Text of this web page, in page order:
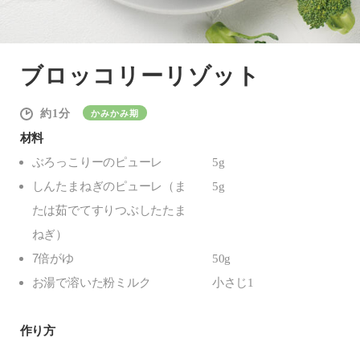
ブロッコリーリゾット
1 かみかみ期
材料
ぶろっこりーのピューレ 5g
しんたまねぎのピューレ（ま
たは茹でてすりつぶしたたま
ねぎ）
5g
7倍がゆ 50g
お湯で溶いた粉ミルク 小さじ1
作り方